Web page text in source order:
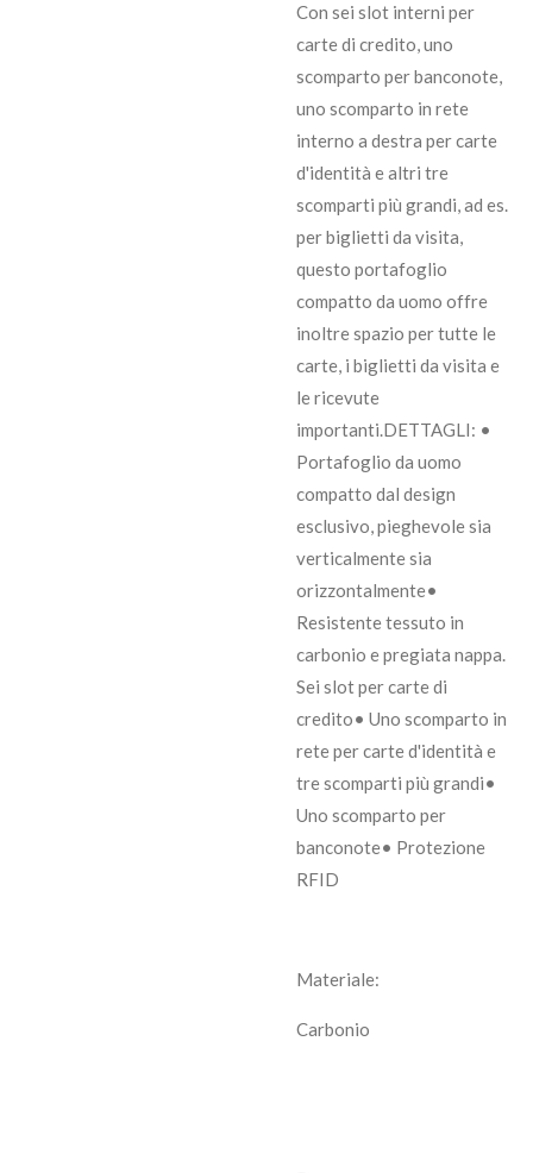
Con sei slot interni per
carte di credito, uno
scomparto per banconote,
uno scomparto in rete
interno a destra per carte
d'identità e altri tre
scomparti più grandi, ad es.
per biglietti da visita,
questo portafoglio
compatto da uomo offre
inoltre spazio per tutte le
carte, i biglietti da visita e
le ricevute
importanti.DETTAGLI: •
Portafoglio da uomo
compatto dal design
esclusivo, pieghevole sia
verticalmente sia
orizzontalmente•
Resistente tessuto in
carbonio e pregiata nappa.
Sei slot per carte di
credito• Uno scomparto in
rete per carte d'identità e
tre scomparti più grandi•
Uno scomparto per
banconote• Protezione
RFID
Materiale:
Carbonio